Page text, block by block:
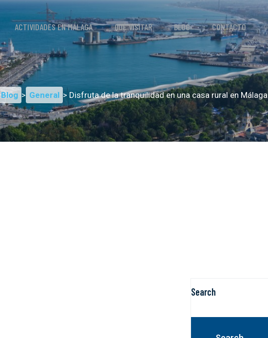
ACTIVIDADES EN MÁLAGA QUÉ VISITAR BLOG CONTACTO
Blog > General > Disfruta de la tranquilidad en una casa rural en Málaga
Search